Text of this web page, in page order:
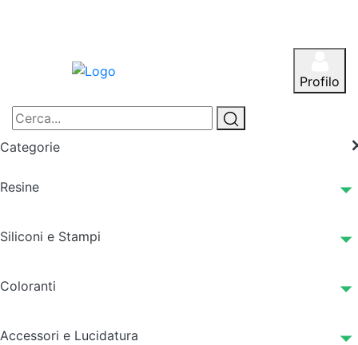
Profilo
Categorie
Resine
Siliconi e Stampi
Coloranti
Accessori e Lucidatura